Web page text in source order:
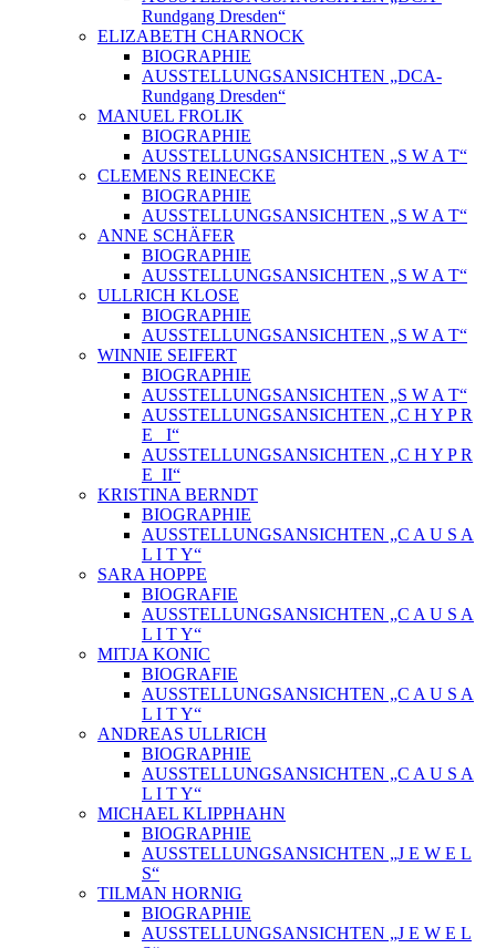
Rundgang Dresden“
ELIZABETH CHARNOCK
BIOGRAPHIE
AUSSTELLUNGSANSICHTEN „DCA-
Rundgang Dresden“
MANUEL FROLIK
BIOGRAPHIE
AUSSTELLUNGSANSICHTEN „S W A T“
CLEMENS REINECKE
BIOGRAPHIE
AUSSTELLUNGSANSICHTEN „S W A T“
ANNE SCHÄFER
BIOGRAPHIE
AUSSTELLUNGSANSICHTEN „S W A T“
ULLRICH KLOSE
BIOGRAPHIE
AUSSTELLUNGSANSICHTEN „S W A T“
WINNIE SEIFERT
BIOGRAPHIE
AUSSTELLUNGSANSICHTEN „S W A T“
AUSSTELLUNGSANSICHTEN „C H Y P R
E_ I“
AUSSTELLUNGSANSICHTEN „C H Y P R
E_II“
KRISTINA BERNDT
BIOGRAPHIE
AUSSTELLUNGSANSICHTEN „C A U S A
L I T Y“
SARA HOPPE
BIOGRAFIE
AUSSTELLUNGSANSICHTEN „C A U S A
L I T Y“
MITJA KONIC
BIOGRAFIE
AUSSTELLUNGSANSICHTEN „C A U S A
L I T Y“
ANDREAS ULLRICH
BIOGRAPHIE
AUSSTELLUNGSANSICHTEN „C A U S A
L I T Y“
MICHAEL KLIPPHAHN
BIOGRAPHIE
AUSSTELLUNGSANSICHTEN „J E W E L
S“
TILMAN HORNIG
BIOGRAPHIE
AUSSTELLUNGSANSICHTEN „J E W E L